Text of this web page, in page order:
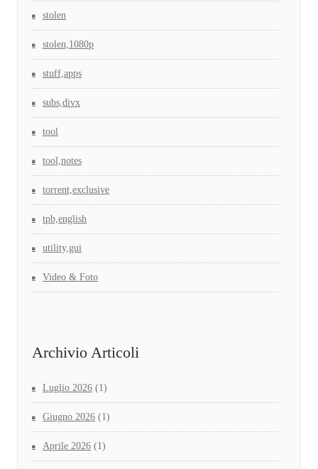
stolen
stolen,1080p
stuff,apps
subs,divx
tool
tool,notes
torrent,exclusive
tpb,english
utility,gui
Video & Foto
Archivio Articoli
Luglio 2026 (1)
Giugno 2026 (1)
Aprile 2026 (1)